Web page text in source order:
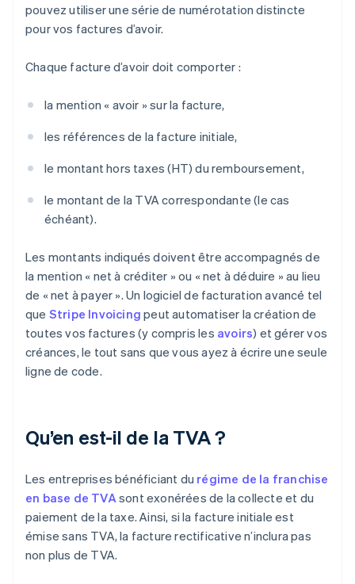
pouvez utiliser une série de numérotation distincte
pour vos factures d’avoir.
Chaque facture d’avoir doit comporter :
la mention « avoir » sur la facture,
les références de la facture initiale,
le montant hors taxes (HT) du remboursement,
le montant de la TVA correspondante (le cas
échéant).
Les montants indiqués doivent être accompagnés de
la mention « net à créditer » ou « net à déduire » au lieu
de « net à payer ». Un logiciel de facturation avancé tel
que Stripe Invoicing peut automatiser la création de
toutes vos factures (y compris les avoirs) et gérer vos
créances, le tout sans que vous ayez à écrire une seule
ligne de code.
Qu’en est-il de la TVA ?
Les entreprises bénéficiant du régime de la franchise
en base de TVAsont exonérées de la collecte et du
paiement de la taxe. Ainsi, si la facture initiale est
émise sans TVA, la facture rectificative n’inclura pas
non plus de TVA.